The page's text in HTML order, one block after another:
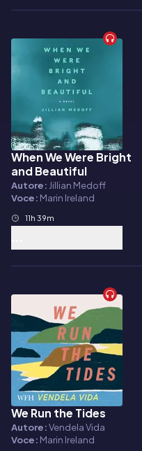
Audiolibro
When We Were Bright
and Beautiful
Autore: Jillian Medoff
Voce: Marin Ireland
11h 39m
Audiolibro
We Run the Tides
Autore:Vendela Vida
Voce: Marin Ireland